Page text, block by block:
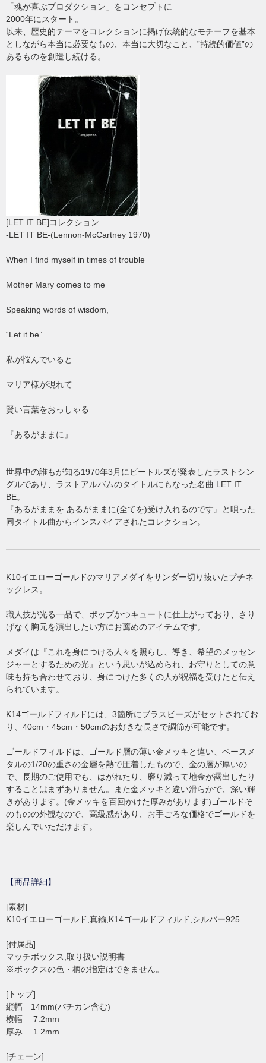
「魂が喜ぶプロダクション」をコンセプトに
2000年にスタート。
以来、歴史的テーマをコレクションに掲げ伝統的なモチーフを基本
としながら本当に必要なもの、本当に大切なこと、”持続的価値”の
あるものを創造し続ける。
[LET IT BE]コレクション
-LET IT BE-(Lennon-McCartney 1970)
When I find myself in times of trouble
Mother Mary comes to me
Speaking words of wisdom,
“Let it be”
私が悩んでいると
マリア様が現れて
賢い言葉をおっしゃる
『あるがままに』
世界中の誰もが知る1970年3月にビートルズが発表したラストシン
グルであり、ラストアルバムのタイトルにもなった名曲 LET IT
BE。
『あるがままを あるがままに(全てを)受け入れるのです』と唄った
同タイトル曲からインスパイアされたコレクション。
K10イエローゴールドのマリアメダイをサンダー切り抜いたプチネ
ックレス。
職人技が光る一品で、ポップかつキュートに仕上がっており、さり
げなく胸元を演出したい方にお薦めのアイテムです。
メダイは『これを身につける人々を照らし、導き、希望のメッセン
ジャーとするための光』という思いが込められ、お守りとしての意
味も持ち合わせており、身につけた多くの人が祝福を受けたと伝え
られています。
K14ゴールドフィルドには、3箇所にブラスビーズがセットされてお
り、40cm・45cm・50cmのお好きな長さで調節が可能です。
ゴールドフィルドは、ゴールド層の薄い金メッキと違い、ベースメ
タルの1/20の重さの金層を熱で圧着したもので、金の層が厚いの
で、長期のご使用でも、はがれたり、磨り減って地金が露出したり
することはまずありません。また金メッキと違い滑らかで、深い輝
きがあります。(金メッキを百回かけた厚みがあります)ゴールドそ
のものの外観なので、高級感があり、お手ごろな価格でゴールドを
楽しんでいただけます。
【商品詳細】
[素材]
K10イエローゴールド,真鍮,K14ゴールドフィルド,シルバー925
[付属品]
マッチボックス,取り扱い説明書
※ボックスの色・柄の指定はできません。
[トップ]
縦幅 14mm(バチカン含む)
横幅 7.2mm
厚み 1.2mm
[チェーン]